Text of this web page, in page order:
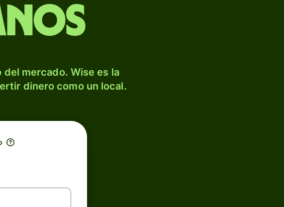
mercado. Wise es la
dinero como un local.